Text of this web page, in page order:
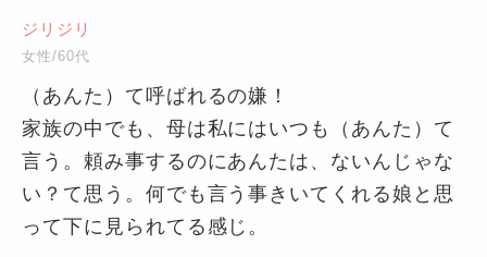
ジリジリ
女性/60代
（あんた）て呼ばれるの嫌！
家族の中でも、母は私にはいつも（あんた）て
言う。頼み事するのにあんたは、ないんじゃな
い？て思う。何でも言う事きいてくれる娘と思
って下に見られてる感じ。